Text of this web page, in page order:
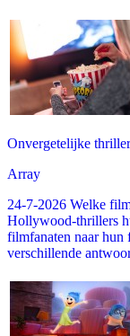
Onvergetelijke
Array
24-7-2026 Welke
Hollywood-thrillers
filmfanaten naar hun
verschillende